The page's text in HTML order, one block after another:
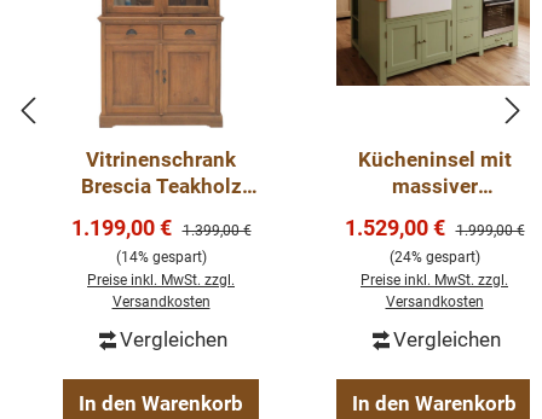
lassen, sondern auch Sie durch seine Langlebigkeit und
den Anblick auf Dauer erfreuen.
Teakmöbel
Landhausmöbel, Teakschränke, Originalmöbel uvm.
Teakholz (recycelt)
Zustand:
Vitrinenschrank
Brescia Teakholz
Verkaufspreis:
1.199,00 € Regulärer Preis:
1.399,00 €
(14% gespart)
Preise inkl. MwSt. zzgl.
Versandkosten
Vergleichen
In den Warenkorb
Kücheninsel mit
massiver
– Kiefer & Eiche
Verkaufspreis:
1.529,00 € Regulärer
1.999,00 €
(24% gespart)
Preise inkl. MwSt. zzgl.
Versandkosten
Vergleichen
In den Warenkorb